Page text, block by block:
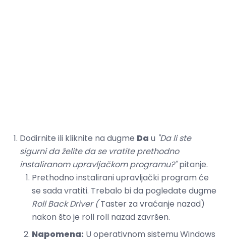
Dodirnite ili kliknite na dugme Da u "Da li ste
sigurni da želite da se vratite prethodno
instaliranom upravljačkom programu?"pitanje.
Prethodno instalirani upravljački program će
se sada vratiti. Trebalo bi da pogledate dugme
Roll Back Driver (Taster za vraćanje nazad)
nakon što je roll roll nazad završen.
Napomena: U operativnom sistemu Windows